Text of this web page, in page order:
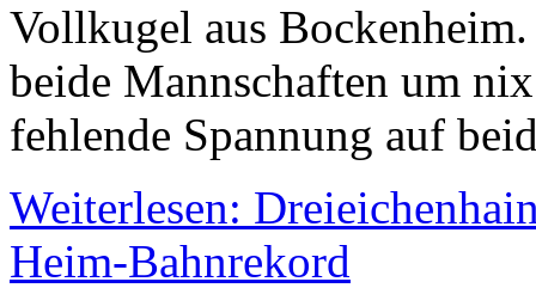
Vollkugel aus
beide Mannschaften um
fehlende Spannung auf
Weiterlesen:
Heim-Bahnrekord